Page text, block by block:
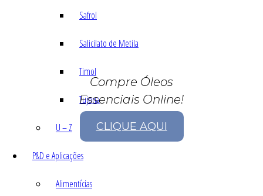
Safrol
Salicilato de Metila
Timol
Tujona
U – Z
P&D e Aplicações
Alimentícias
Compre Óleos
Essenciais Online!
CLIQUE AQUI